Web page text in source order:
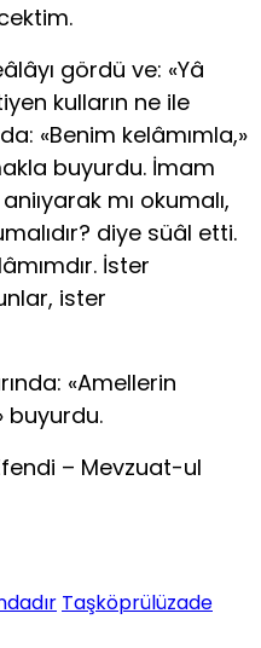
gördü ve: «Yâ
kulların ne ile
«Benim kelâmımla,»
buyurdu. İmam
mı okumalı,
diye süâl etti.
İster
ister
«Amellerin
buyurdu.
– Mevzuat-ul
Taşköprülüzade